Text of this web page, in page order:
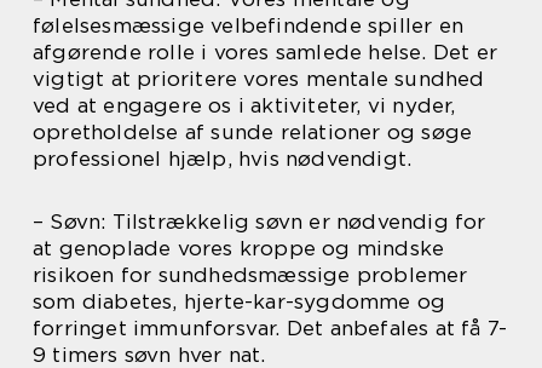
følelsesmæssige velbefindende spiller en
afgørende rolle i vores samlede helse. Det er
vigtigt at prioritere vores mentale sundhed
ved at engagere os i aktiviteter, vi nyder,
opretholdelse af sunde relationer og søge
professionel hjælp, hvis nødvendigt.
– Søvn: Tilstrækkelig søvn er nødvendig for
at genoplade vores kroppe og mindske
risikoen for sundhedsmæssige problemer
som diabetes, hjerte-kar-sygdomme og
forringet immunforsvar. Det anbefales at få 7-
9 timers søvn hver nat.